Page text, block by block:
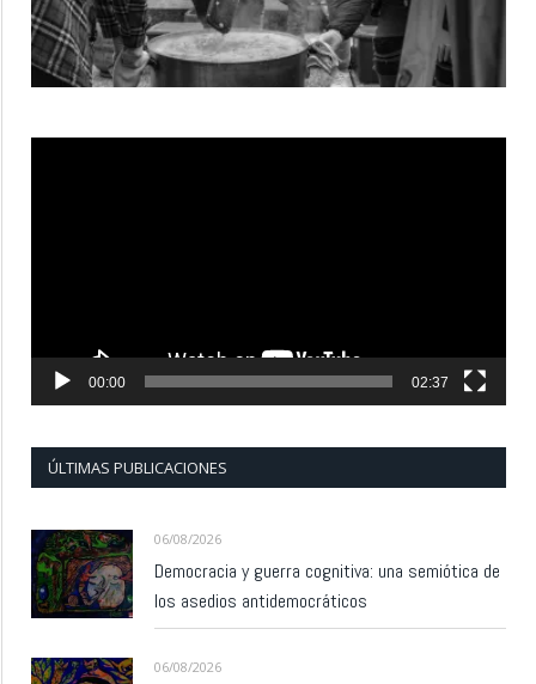
00:00 02:37
ÚLTIMAS PUBLICACIONES
06/08/2026
Democracia y guerra cognitiva: una semiótica de
los asedios antidemocráticos
06/08/2026